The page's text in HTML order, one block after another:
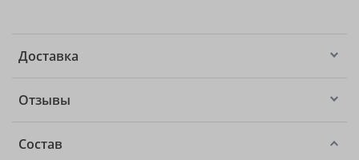
Доставка
Отзывы
Состав